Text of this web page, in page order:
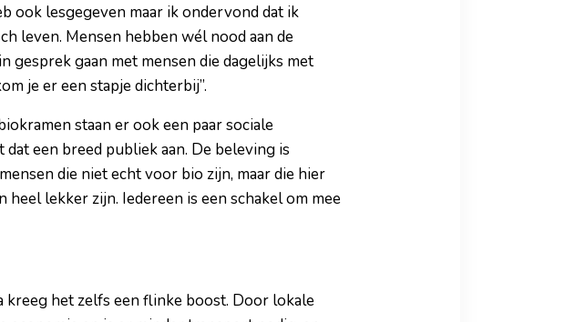
ook lesgegeven maar ik ondervond dat ik
leven. Mensen hebben wél nood aan de
gesprek gaan met mensen die dagelijks met
je er een stapje dichterbij”.
staan er ook een paar sociale
een breed publiek aan. De beleving is
die niet echt voor bio zijn, maar die hier
lekker zijn. Iedereen is een schakel om mee
kreeg het zelfs een flinke boost. Door lokale